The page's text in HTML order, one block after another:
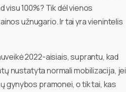
visu 100%? Tik dėl vienos
užnugario. Ir tai yra vienintelis
2022-aisiais, suprantu, kad
nustatyta normali mobilizacija, jei
gynybos pramonei, o tik tai, kas